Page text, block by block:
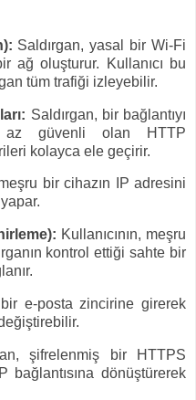
Saldırgan, yasal bir Wi-Fi
ağ oluşturur. Kullanıcı bu
tüm trafiği izleyebilir.
Saldırgan, bir bağlantıyı
güvenli olan HTTP
kolayca ele geçirir.
bir cihazın IP adresini
Kullanıcının, meşru
kontrol ettiği sahte bir
bir e-posta zincirine girerek
şifrelenmiş bir HTTPS
bağlantısına dönüştürerek